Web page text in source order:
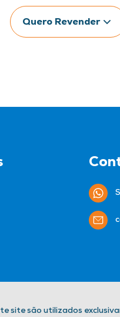
Quero Revender
site são utilizados